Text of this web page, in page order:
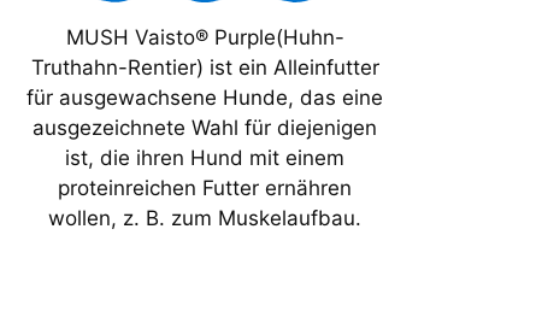
MUSH Vaisto® Purple(Huhn-
Truthahn-Rentier) ist ein Alleinfutter
für ausgewachsene Hunde, das eine
ausgezeichnete Wahl für diejenigen
ist, die ihren Hund mit einem
proteinreichen Futter ernähren
wollen, z. B. zum Muskelaufbau.